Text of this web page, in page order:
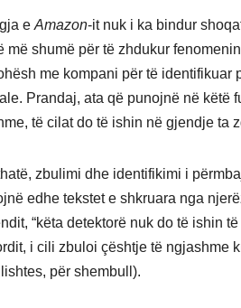
eAmazon-it nuk i ka bindur
më shumë për të zhdukur
me kompani për të
Prandaj, ata që punojnë në këtë
të cilat do të ishin në gjendje ta
zbulimi dhe identifikimi i
edhe tekstet e shkruara nga
“këta detektorë nuk do të ishin
i cili zbuloi çështje të ngjashme
për shembull).